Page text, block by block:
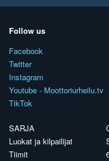
Follow us
Facebook
Twitter
Instagram
Youtube - Moottoriurheilu.tv
TikTok
SARJA
Luokat ja kilpailijat
Tiimit